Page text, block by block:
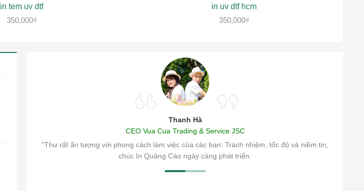
in tem uv dtf
350,000₫
in uv dtf hcm
350,000₫
Thanh Hà
CEO Vua Cua Trading & Service JSC
"Thư rất ấn tượng với phong cách làm việc của các bạn: Trách nhiệm, tốc độ và niềm tin,
chúc In Quảng Cáo ngày càng phát triển.